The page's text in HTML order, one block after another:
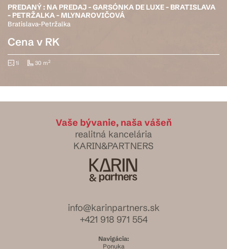
PREDANÝ : NA PREDAJ - GARSÓNKA DE LUXE - BRATISLAVA
- PETRŽALKA - MLYNAROVIČOVÁ
Bratislava-Petržalka
Cena v RK
1i 30 m2
Vaše bývanie, naša vášeň
realitná kancelária
KARIN&PARTNERS
info@karinpartners.sk
+421 918 971 554
Navigácia:
Ponuka